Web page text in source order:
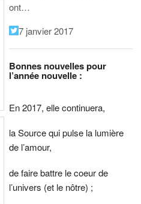
ont…
7 janvier 2017
Bonnes nouvelles pour
l’année nouvelle :
En 2017, elle continuera,
la Source qui pulse la lumière
de l’amour,
de faire battre le coeur de
l’univers (et le nôtre) ;